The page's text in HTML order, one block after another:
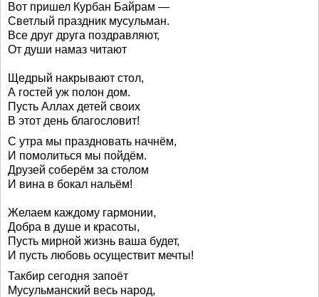
Вот пришел Курбан Байрам —
Светлый праздник мусульман.
Все друг друга поздравляют,
От души намаз читают
Щедрый накрывают стол,
А гостей уж полон дом.
Пусть Аллах детей своих
В этот день благословит!
С утра мы праздновать начнём,
И помолиться мы пойдём.
Друзей соберём за столом
И вина в бокал нальём!
Желаем каждому гармонии,
Добра в душе и красоты,
Пусть мирной жизнь ваша будет,
И пусть любовь осуществит мечты!
Такбир сегодня запоёт
Мусульманский весь народ,